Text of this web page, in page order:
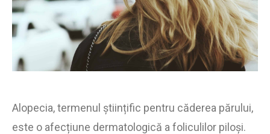
Alopecia, termenul științific pentru căderea părului,
este o afecțiune dermatologică a foliculilor piloși.